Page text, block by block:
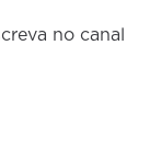
no canal